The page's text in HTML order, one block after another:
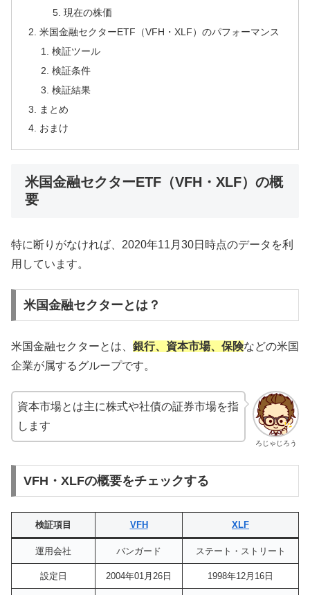
現在の株価
米国金融セクターETF（VFH・XLF）のパフォーマンス
検証ツール
検証条件
検証結果
まとめ
おまけ
米国金融セクターETF（VFH・XLF）の概
要
特に断りがなければ、2020年11月30日時点のデータを利
用しています。
米国金融セクターとは？
米国金融セクターとは、 銀行、資本市場、保険などの米国
企業が属するグループです。
ろじゃじろう
資本市場とは主に株式や社債の証券市場を指
します
VFH・XLFの概要をチェックする
検証項目 VFH XLF
運用会社 バンガード ステート・ストリート
設定日 2004年01月26日 1998年12月16日